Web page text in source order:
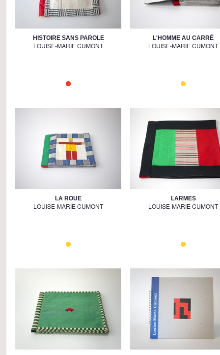
HISTOIRE SANS PAROLE
LOUISE-MARIE CUMONT
L'HOMME AU CARRÉ
LOUISE-MARIE CUMONT
LA ROUE
LOUISE-MARIE CUMONT
LARMES
LOUISE-MARIE CUMONT